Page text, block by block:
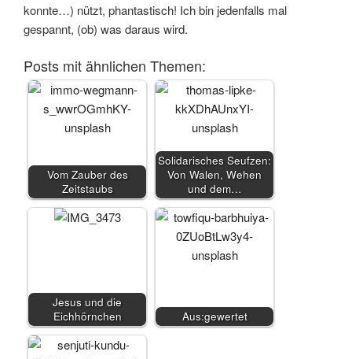
konnte…) nützt, phantastisch! Ich bin jedenfalls mal
gespannt, (ob) was daraus wird.
Posts mit ähnlichen Themen:
Vom Zauber des
Zeitstaubs
Solidarisches Seufzen:
Von Walen, Wehen
und dem…
Jesus und die
Eichhörnchen
Aus:gewertet